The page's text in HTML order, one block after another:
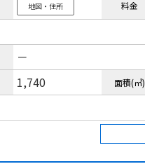
地図・住所 料金
－
1,740 面積(㎡)